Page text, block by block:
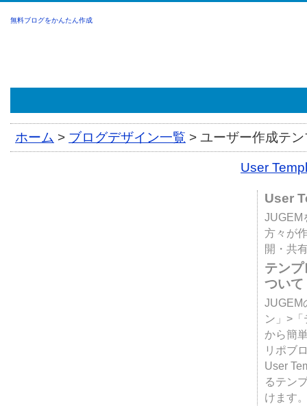
無料ブログをかんたん作成
ホーム > ブログデザイン一覧 > ユーザー作成テ
User
User
JUGEM
方々が
開・共
テン
ついて
JUGEM
ン」>
から簡
リポブ
User
るテン
けます